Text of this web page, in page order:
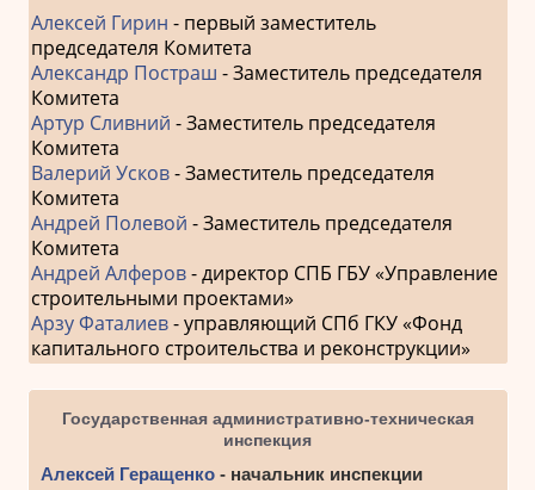
Алексей Гирин - первый заместитель
председателя Комитета
Александр Постраш - Заместитель председателя
Комитета
Артур Сливний - Заместитель председателя
Комитета
Валерий Усков- Заместитель председателя
Комитета
Андрей Полевой - Заместитель председателя
Комитета
Андрей Алферов- директор СПБ ГБУ «Управление
строительными проектами»
Арзу Фаталиев- управляющий СПб ГКУ «Фонд
капитального строительства и реконструкции»
Государственная административно-техническая
инспекция
Алексей Геращенко- начальник инспекции